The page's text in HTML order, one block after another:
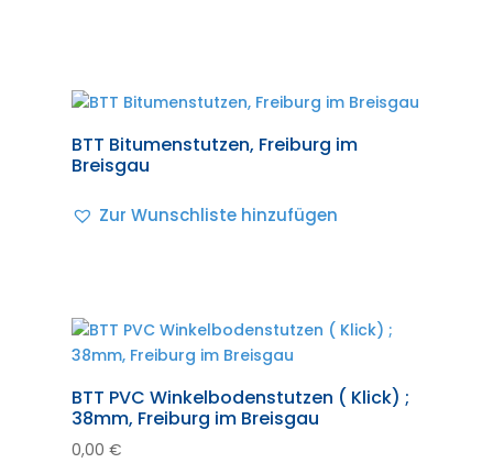
BTT Bitumenstutzen, Freiburg im
Breisgau
Zur Wunschliste hinzufügen
BTT PVC Winkelbodenstutzen ( Klick) ;
38mm, Freiburg im Breisgau
0,00 €